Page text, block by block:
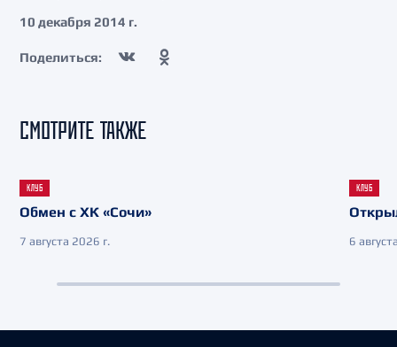
10 декабря 2014 г.
Поделиться:
СМОТРИТЕ ТАКЖЕ
КЛУБ
Обмен с ХК «Сочи»
7 августа 2026 г.
КЛУБ
6